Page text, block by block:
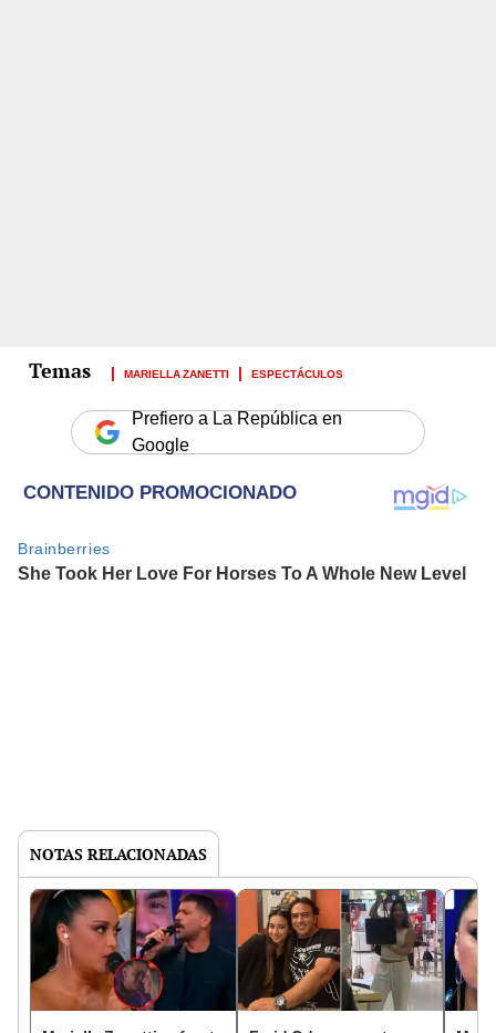
MARIELLA ZANETTI ESPECTÁCULOS
Prefiero a La República en
Google
NOTAS RELACIONADAS